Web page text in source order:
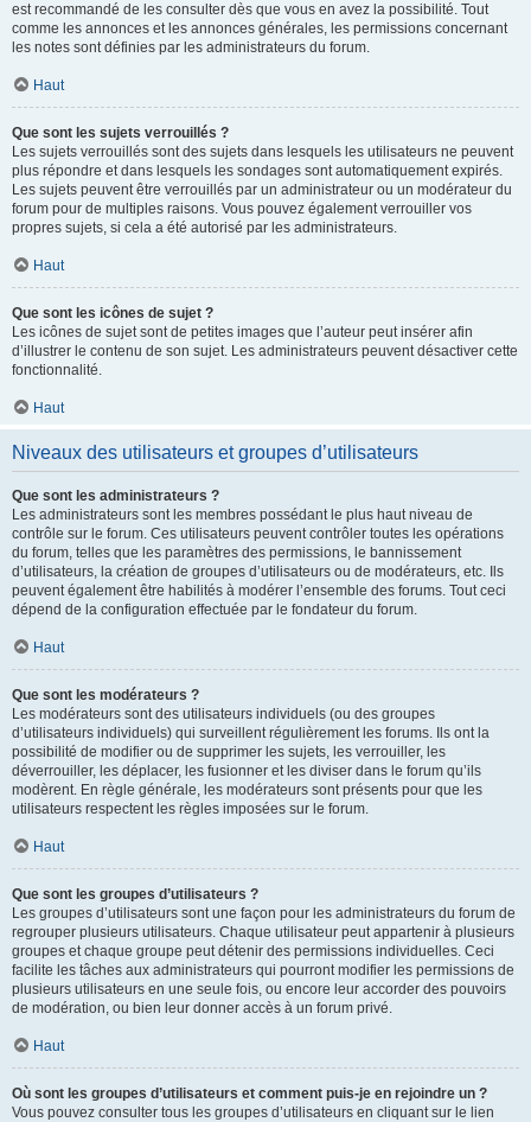
est recommandé de les consulter dès que vous en avez la possibilité. Tout
comme les annonces et les annonces générales, les permissions concernant
les notes sont définies par les administrateurs du forum.
Haut
Que sont les sujets verrouillés ?
Les sujets verrouillés sont des sujets dans lesquels les utilisateurs ne peuvent
plus répondre et dans lesquels les sondages sont automatiquement expirés.
Les sujets peuvent être verrouillés par un administrateur ou un modérateur du
forum pour de multiples raisons. Vous pouvez également verrouiller vos
propres sujets, si cela a été autorisé par les administrateurs.
Haut
Que sont les icônes de sujet ?
Les icônes de sujet sont de petites images que l’auteur peut insérer afin
d’illustrer le contenu de son sujet. Les administrateurs peuvent désactiver cette
fonctionnalité.
Haut
Niveaux des utilisateurs et groupes d’utilisateurs
Que sont les administrateurs ?
Les administrateurs sont les membres possédant le plus haut niveau de
contrôle sur le forum. Ces utilisateurs peuvent contrôler toutes les opérations
du forum, telles que les paramètres des permissions, le bannissement
d’utilisateurs, la création de groupes d’utilisateurs ou de modérateurs, etc. Ils
peuvent également être habilités à modérer l’ensemble des forums. Tout ceci
dépend de la configuration effectuée par le fondateur du forum.
Haut
Que sont les modérateurs ?
Les modérateurs sont des utilisateurs individuels (ou des groupes
d’utilisateurs individuels) qui surveillent régulièrement les forums. Ils ont la
possibilité de modifier ou de supprimer les sujets, les verrouiller, les
déverrouiller, les déplacer, les fusionner et les diviser dans le forum qu’ils
modèrent. En règle générale, les modérateurs sont présents pour que les
utilisateurs respectent les règles imposées sur le forum.
Haut
Que sont les groupes d’utilisateurs ?
Les groupes d’utilisateurs sont une façon pour les administrateurs du forum de
regrouper plusieurs utilisateurs. Chaque utilisateur peut appartenir à plusieurs
groupes et chaque groupe peut détenir des permissions individuelles. Ceci
facilite les tâches aux administrateurs qui pourront modifier les permissions de
plusieurs utilisateurs en une seule fois, ou encore leur accorder des pouvoirs
de modération, ou bien leur donner accès à un forum privé.
Haut
Où sont les groupes d’utilisateurs et comment puis-je en rejoindre un ?
Vous pouvez consulter tous les groupes d’utilisateurs en cliquant sur le lien